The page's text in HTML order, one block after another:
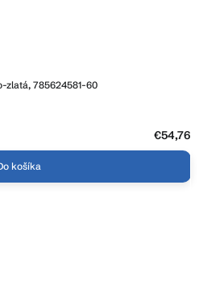
zlatá, 785624581-60
€54,76
košíka